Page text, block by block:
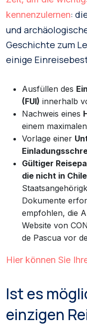
kennenzulernen:
und
Geschichte zum
einige
Ausfüllen des
(FUI) innerhalb
Nachweis eines
einem
Vorlage einer
Gültiger
die nicht in
Dokumente
empfohlen, die
Website von
de Pascua vor
Hier können Sie
Ist es
einzigen